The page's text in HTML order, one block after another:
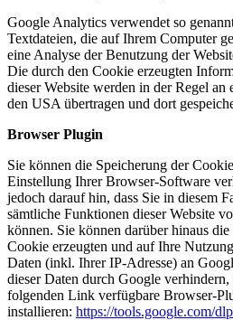
Google Analytics verwendet so
Textdateien, die auf Ihrem Computer
eine Analyse der Benutzung der
Die durch den Cookie erzeugten
dieser Website werden in der Regel
den USA übertragen und dort
Browser Plugin
Sie können die Speicherung der
Einstellung Ihrer Browser-Software
jedoch darauf hin, dass Sie in diesem
sämtliche Funktionen dieser Website
können. Sie können darüber hinaus
Cookie erzeugten und auf Ihre
Daten (inkl. Ihrer IP-Adresse) an
dieser Daten durch Google
folgenden Link verfügbare Browser-
installieren: https://tools.google.com/